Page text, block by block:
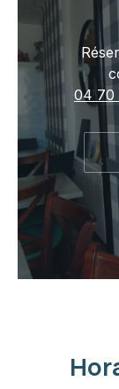
04 70
PREVIOUS